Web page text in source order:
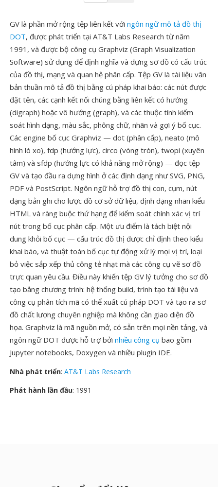
GV là phần mở rộng tệp liên kết với ngôn ngữ mô tả đồ thị
DOT, được phát triển tại AT&T Labs Research từ năm
1991, và được bộ công cụ Graphviz (Graph Visualization
Software) sử dụng để định nghĩa và dựng sơ đồ có cấu trúc
của đồ thị, mạng và quan hệ phân cấp. Tệp GV là tài liệu văn
bản thuần mô tả đồ thị bằng cú pháp khai báo: các nút được
đặt tên, các cạnh kết nối chúng bằng liên kết có hướng
(digraph) hoặc vô hướng (graph), và các thuộc tính kiểm
soát hình dạng, màu sắc, phông chữ, nhãn và gợi ý bố cục.
Các engine bố cục Graphviz — dot (phân cấp), neato (mô
hình lò xo), fdp (hướng lực), circo (vòng tròn), twopi (xuyên
tâm) và sfdp (hướng lực có khả năng mở rộng) — đọc tệp
GV và tạo đầu ra dựng hình ở các định dạng như SVG, PNG,
PDF và PostScript. Ngôn ngữ hỗ trợ đồ thị con, cụm, nút
dạng bản ghi cho lược đồ cơ sở dữ liệu, định dạng nhãn kiểu
HTML và ràng buộc thứ hạng để kiểm soát chính xác vị trí
nút trong bố cục phân cấp. Một ưu điểm là tách biệt nội
dung khỏi bố cục — cấu trúc đồ thị được chỉ định theo kiểu
khai báo, và thuật toán bố cục tự động xử lý mọi vị trí, loại
bỏ việc sắp xếp thủ công tẻ nhạt mà các công cụ vẽ sơ đồ
trực quan yêu cầu. Điều này khiến tệp GV lý tưởng cho sơ đồ
tạo bằng chương trình: hệ thống build, trình tạo tài liệu và
công cụ phân tích mã có thể xuất cú pháp DOT và tạo ra sơ
đồ chất lượng chuyên nghiệp mà không cần giao diện đồ
họa. Graphviz là mã nguồn mở, có sẵn trên mọi nền tảng, và
ngôn ngữ DOT được hỗ trợ bởi nhiều công cụ bao gồm
Jupyter notebooks, Doxygen và nhiều plugin IDE.
Nhà phát triển: AT&T Labs Research
Phát hành lần đầu: 1991